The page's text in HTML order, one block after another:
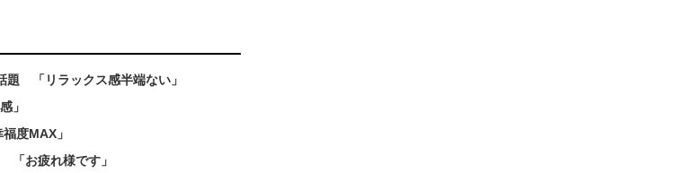
題 「リラックス感半端ない」
」
度MAX」
「お疲れ様です」